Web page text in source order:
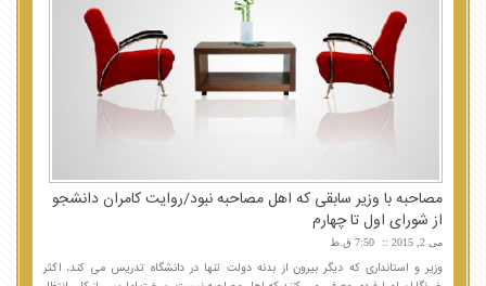
مصاحبه با وزیر سابقی که اهل مصاحبه نبود/روایت کامران دانشجو
از شورای اول تا چهارم
می 2, 2015 7:50 ق.ظ
وزیر و استانداری که دیگر بیرون از بدنه دولت تنها در دانشگاه تدریس می کند، اکثر